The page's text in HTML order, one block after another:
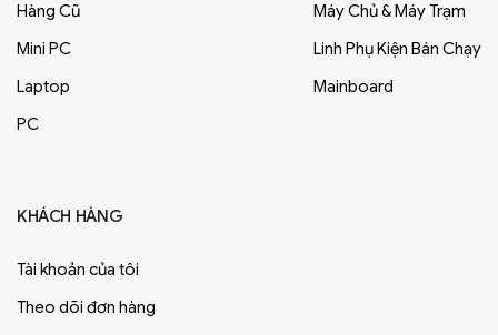
Hàng Cũ
Mini PC
Laptop
PC
Máy Chủ & Máy Trạm
Linh Phụ Kiện Bán Chạy
Mainboard
KHÁCH HÀNG
Tài khoản của tôi
Theo dõi đơn hàng